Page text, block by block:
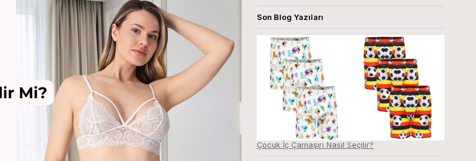
Son Blog Yazıları
Çocuk İç Çamaşırı Nasıl Seçilir?